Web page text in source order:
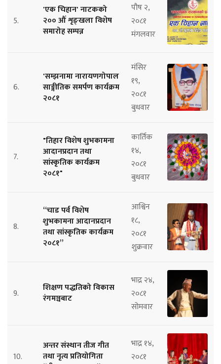
5.
'एक चिहान' नाटकको
२०० औं शृङ्खला विशेष
समारोह सम्पन्न
पौष २,
२०८१
मंगलवार
6.
'सम्झनामा नारायणगोपाल
साङ्गीतिक समर्पण कार्यक्रम
२०८१
मंसिर
१९,
२०८१
बुधवार
7.
"तिहार विशेष शुभकामना
आदानप्रदान तथा
सांस्कृतिक कार्यक्रम
२०८१"
कार्तिक
१४,
२०८१
बुधवार
8.
“चाड पर्व विशेष
शुभकामना आदानप्रदान
तथा सांस्कृतिक कार्यक्रम
२०८१”
आश्विन
१८,
२०८१
शुक्रवार
9.
शिक्षण पद्धतिको विकास
रंगमञ्चबाट
भाद्र २४,
२०८१
सोमवार
10.
अन्तर संस्थान तीज गीत
तथा नृत्य प्रतियोगिता
भाद्र १४,
२०८१